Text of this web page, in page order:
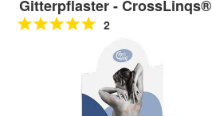
Gitterpflaster - CrossLinqs®
2